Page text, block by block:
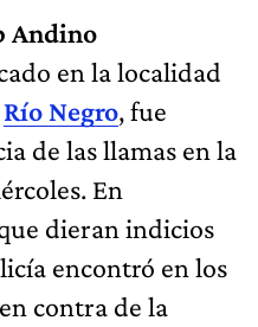
Andino
en la localidad
Río Negro, fue
de las llamas en la
En
dieran indicios
encontró en los
contra de la